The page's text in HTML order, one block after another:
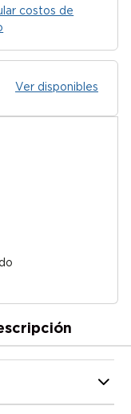
costos de
Ver disponibles